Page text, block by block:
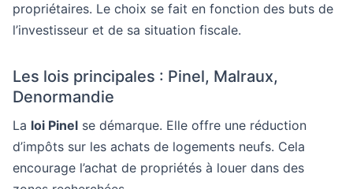
propriétaires. Le choix se fait en fonction des buts de
l’investisseur et de sa situation fiscale.
Les lois principales : Pinel, Malraux,
Denormandie
La loi Pinel se démarque. Elle offre une réduction
d’impôts sur les achats de logements neufs. Cela
encourage l’achat de propriétés à louer dans des